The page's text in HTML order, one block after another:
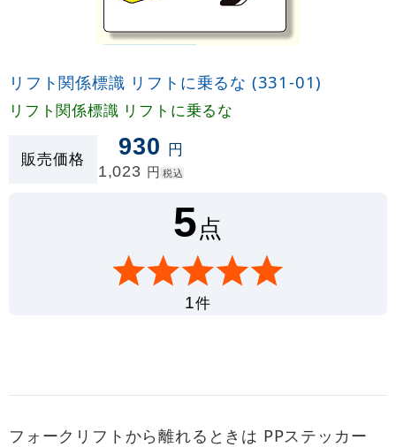
リフト関係標識 リフトに乗るな (331-01)
リフト関係標識 リフトに乗るな
販売価格 930 円
1,023 円 税込
5点
1件
フォークリフトから離れるときは PPステッカー